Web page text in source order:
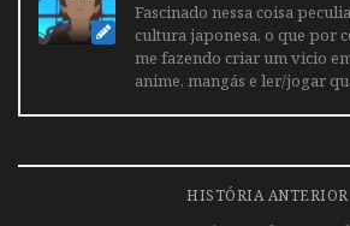
Fascinado nessa coisa
cultura japonesa, o que por
me fazendo criar um vicio
anime, mangás e ler/jogar
HISTÓRIA ANTERIOR